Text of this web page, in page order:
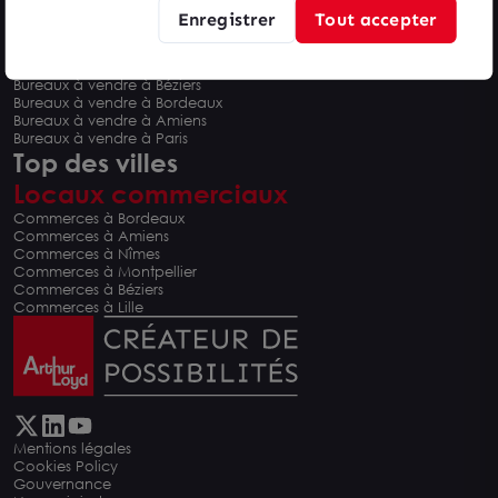
Bureaux à vendre
Bureaux à vendre à Montpellier
Bureaux à vendre à Béziers
Bureaux à vendre à Bordeaux
Bureaux à vendre à Amiens
Bureaux à vendre à Paris
Top des villes
Locaux commerciaux
Commerces à Bordeaux
Commerces à Amiens
Commerces à Nîmes
Commerces à Montpellier
Commerces à Béziers
Commerces à Lille
Mentions légales
Cookies Policy
Gouvernance
Enregistrer Tout accepter